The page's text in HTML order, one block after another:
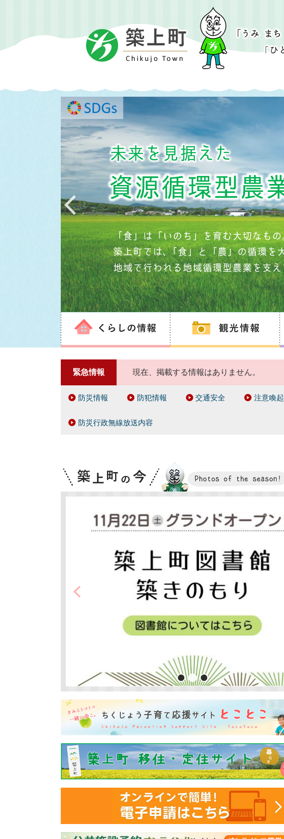
緊急情報 現在、掲載する情報はありません。
防災情報 防犯情報 交通安全 注意喚起
防災行政無線放送内容